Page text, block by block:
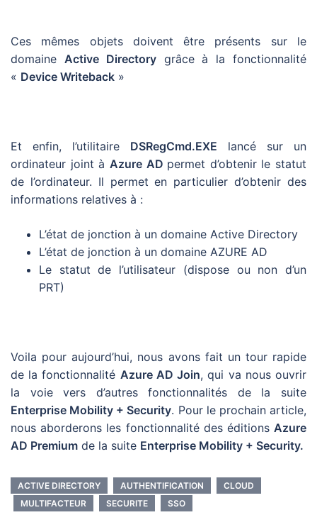
Ces mêmes objets doivent être présents sur le
domaine Active Directorygrâce à la fonctionnalité
« Device Writeback »
Et enfin, l’utilitaire DSRegCmd.EXE lancé sur un
ordinateur joint à Azure AD permet d’obtenir le statut
de l’ordinateur. Il permet en particulier d’obtenir des
informations relatives à :
L’état de jonction à un domaine Active Directory
L’état de jonction à un domaine AZURE AD
Le statut de l’utilisateur (dispose ou non d’un
PRT)
Voila pour aujourd’hui, nous avons fait un tour rapide
de la fonctionnalité Azure AD Join, qui va nous ouvrir
la voie vers d’autres fonctionnalités de la suite
Enterprise Mobility + Security. Pour le prochain article,
nous aborderons les fonctionnalité des éditions Azure
AD Premium de la suite Enterprise Mobility + Security.
ACTIVE DIRECTORY AUTHENTIFICATION
CLOUD
MULTIFACTEUR
SECURITE SSO